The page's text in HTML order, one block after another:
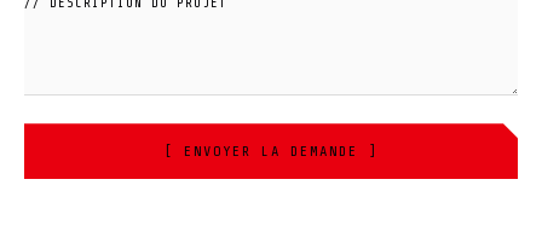
[ ENVOYER LA DEMANDE ]